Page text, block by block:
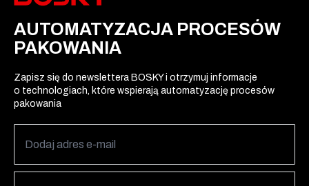
AUTOMATYZACJA PROCESÓW
PAKOWANIA
Zapisz się do newslettera BOSKY i otrzymuj informacje
o technologiach, które wspierają automatyzację procesów
pakowania